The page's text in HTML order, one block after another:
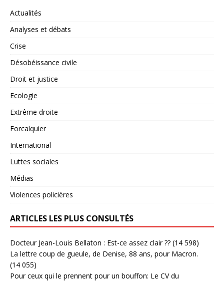
Actualités
Analyses et débats
Crise
Désobéissance civile
Droit et justice
Ecologie
Extrême droite
Forcalquier
International
Luttes sociales
Médias
Violences policières
ARTICLES LES PLUS CONSULTÉS
Docteur Jean-Louis Bellaton : Est-ce assez clair ?? (14 598)
La lettre coup de gueule, de Denise, 88 ans, pour Macron.
(14 055)
Pour ceux qui le prennent pour un bouffon: Le CV du